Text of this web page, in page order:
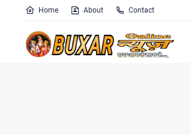
Home About Contact